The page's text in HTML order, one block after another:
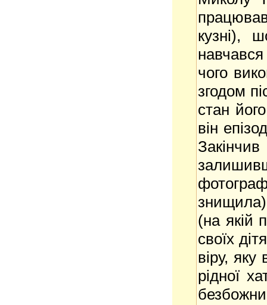
кузні),
чого
згодом
стан
він
(на якій
своїх
віру,
рідної